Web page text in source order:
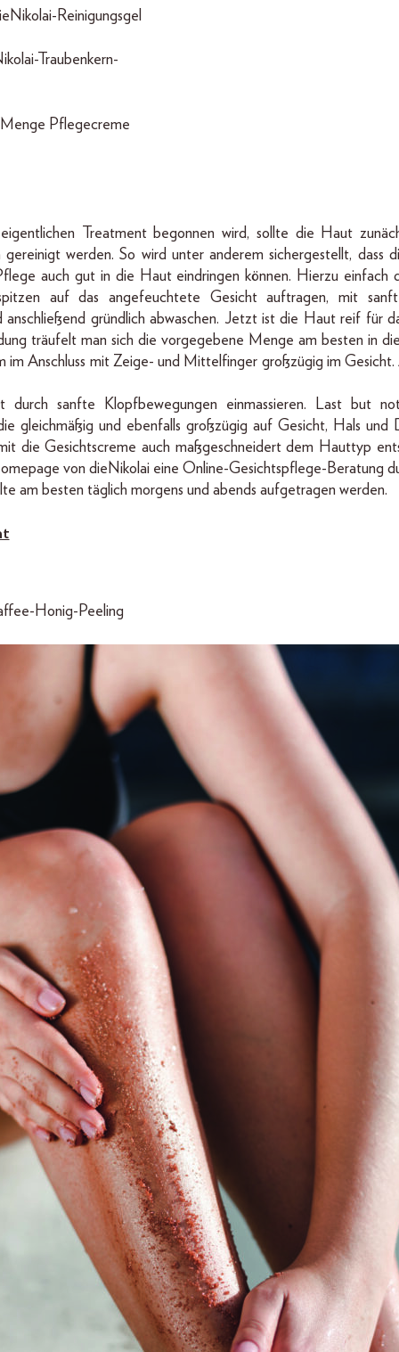
Reinigungsgel
Traubenkern-
Menge Pflegecreme
Treatment begonnen wird, sollte die Haut
werden. So wird unter anderem sichergestellt, dass
auch gut in die Haut eindringen können. Hierzu einfach
auf das angefeuchtete Gesicht auftragen, mit
anschließend gründlich abwaschen. Jetzt ist die Haut reif für
träufelt man sich die vorgegebene Menge am besten in
im Anschluss mit Zeige- und Mittelfinger großzügig im
durch sanfte Klopfbewegungen einmassieren. Last but
gleichmäßig und ebenfalls großzügig auf Gesicht, Hals und
die Gesichtscreme auch maßgeschneidert dem Hauttyp
von dieNikolai eine Online-Gesichtspflege-Beratung
am besten täglich morgens und abends aufgetragen werden.
Honig-Peeling